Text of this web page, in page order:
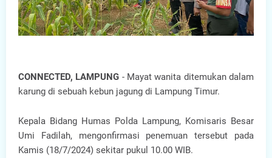
CONNECTED, LAMPUNG - Mayat wanita ditemukan dalam
karung di sebuah kebun jagung di Lampung Timur.
Kepala Bidang Humas Polda Lampung, Komisaris Besar
Umi Fadilah, mengonfirmasi penemuan tersebut pada
Kamis (18/7/2024) sekitar pukul 10.00 WIB.